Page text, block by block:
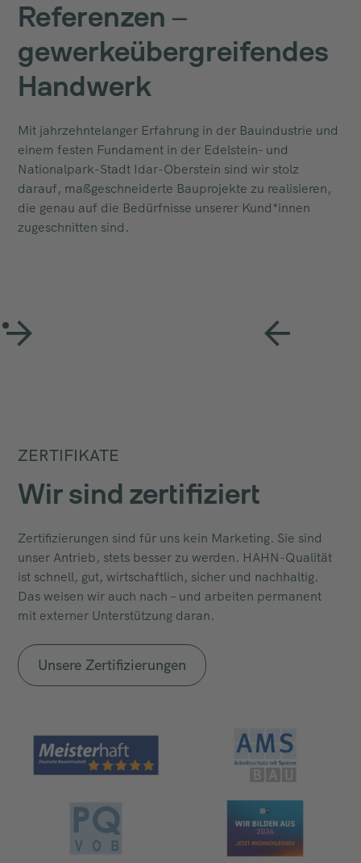
Referenzen –
gewerkeübergreifendes
Handwerk
Mit jahrzehntelanger Erfahrung in der Bauindustrie und
einem festen Fundament in der Edelstein- und
Nationalpark-Stadt Idar-Oberstein sind wir stolz
darauf, maßgeschneiderte Bauprojekte zu realisieren,
die genau auf die Bedürfnisse unserer Kund*innen
zugeschnitten sind.
ZERTIFIKATE
Wir sind zertifiziert
Zertifizierungen sind für uns kein Marketing. Sie sind
unser Antrieb, stets besser zu werden. HAHN-Qualität
ist schnell, gut, wirtschaftlich, sicher und nachhaltig.
Das weisen wir auch nach – und arbeiten permanent
mit externer Unterstützung daran.
Unsere Zertifizierungen